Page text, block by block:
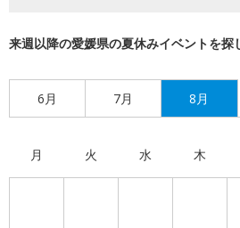
来週以降の愛媛県の夏休みイベントを探
6月 7月 8月
月 火 水 木